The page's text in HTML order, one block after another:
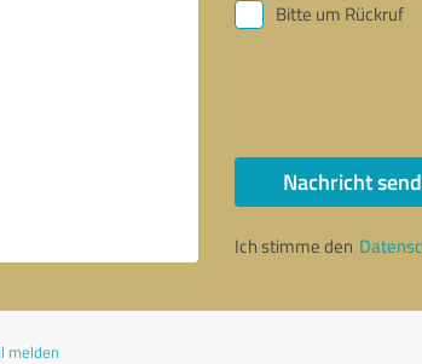
Bitte um Rückruf
Nachricht
Ich stimme den
melden